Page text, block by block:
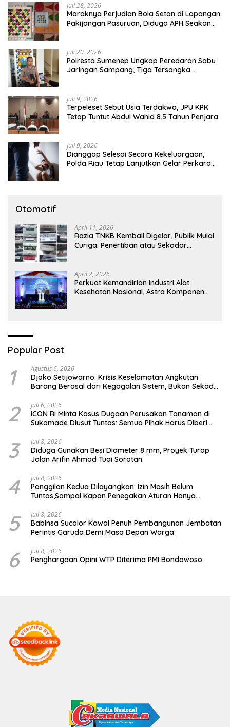
Juli 28, 2026
Maraknya Perjudian Bola Setan di Lapangan
Pakijangan Pasuruan, Diduga APH Seakan
Juli 20, 2026
Polresta Sumenep Ungkap Peredaran Sabu
Jaringan Sampang, Tiga Tersangka
Juli 9, 2026
Terpeleset Sebut Usia Terdakwa, JPU KPK
Tetap Tuntut Abdul Wahid 8,5 Tahun Penjara
Juli 9, 2026
Dianggap Selesai Secara Kekeluargaan,
Polda Riau Tetap Lanjutkan Gelar Perkara
Otomotif
April 11, 2026
Razia TNKB Kembali Digelar, Publik Mulai
Curiga: Penertiban atau Sekadar
April 2, 2026
Perkuat Kemandirian Industri Alat
Kesehatan Nasional, Astra Komponen
Popular Post
1 Agustus 6, 2026
Djoko Setijowarno: Krisis Keselamatan Angkutan
Barang Berasal dari Kegagalan Sistem, Bukan Sekadar
2 Juli 6, 2026
ICON RI Minta Kasus Dugaan Perusakan Tanaman di
Sukamade Diusut Tuntas: Semua Pihak Harus Diberi
3 Juli 8, 2026
Diduga Gunakan Besi Diameter 8 mm, Proyek Turap
Jalan Arifin Ahmad Tuai Sorotan
4 Juli 8, 2026
Panggilan Kedua Dilayangkan: Izin Masih Belum
Tuntas,Sampai Kapan Penegakan Aturan Hanya
5 Juli 8, 2026
Babinsa Sucolor Kawal Penuh Pembangunan Jembatan
Perintis Garuda Demi Masa Depan Warga
6 Juli 8, 2026
Penghargaan Opini WTP Diterima PMI Bondowoso